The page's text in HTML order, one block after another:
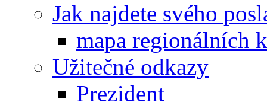
Jak najdete svého
mapa regionálních
Užitečné odkazy
Prezident